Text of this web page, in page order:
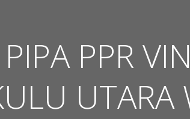
PPR